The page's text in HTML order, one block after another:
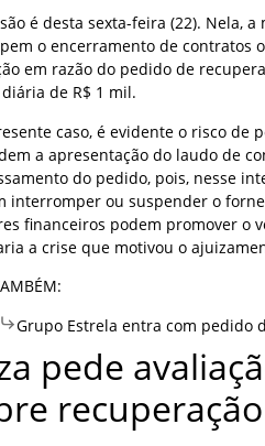
é desta sexta-feira (22). Nela,
o encerramento de contratos
em razão do pedido de
de R$ 1 mil.
caso, é evidente o risco
a apresentação do laudo de
do pedido, pois, nesse
interromper ou suspender o
financeiros podem promover o
a crise que motivou o
Grupo Estrela entra com pedido
pede
recuperação